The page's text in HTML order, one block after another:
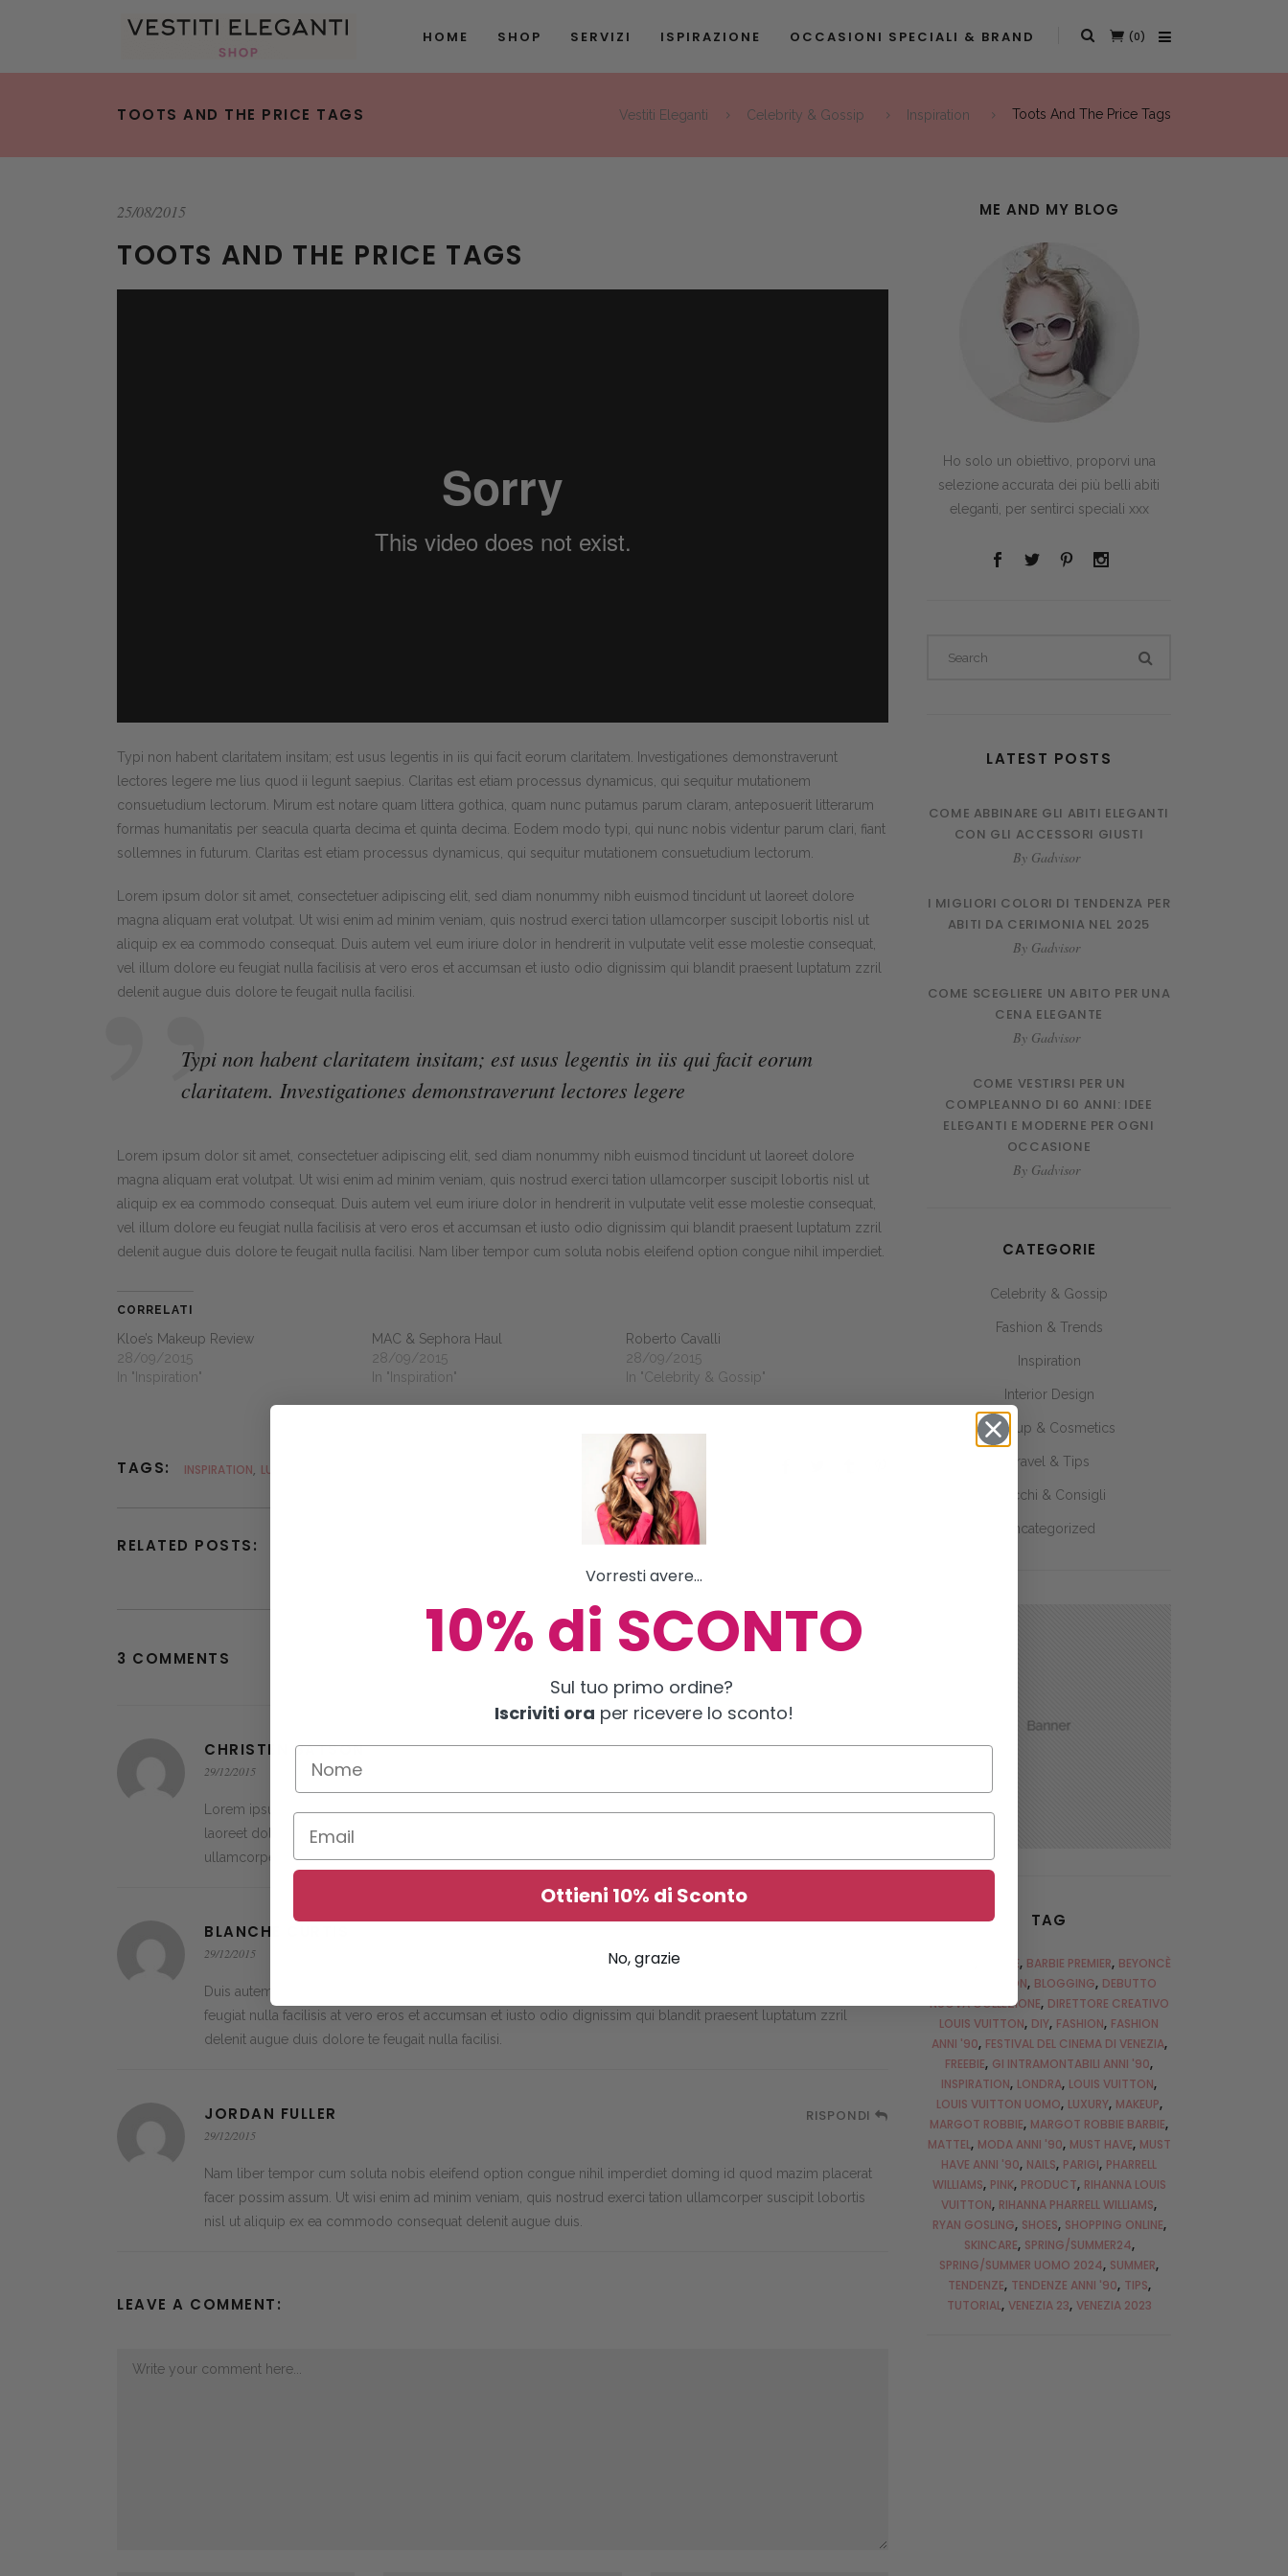
HOME SHOP SERVIZI ISPIRAZIONE OCCASIONI SPECIALI & BRAND (0)
TOOTS AND THE PRICE TAGS Vestiti Eleganti Celebrity & Gossip Inspiration Toots And The Price Tags
25/08/2015
TOOTS AND THE PRICE TAGS
Typi non habent claritatem insitam; est usus legentis in iis qui facit eorum claritatem. Investigationes demonstraverunt
lectores legere me lius quod ii legunt saepius. Claritas est etiam processus dynamicus, qui sequitur mutationem
consuetudium lectorum. Mirum est notare quam littera gothica, quam nunc putamus parum claram, anteposuerit litterarum
formas humanitatis per seacula quarta decima et quinta decima. Eodem modo typi, qui nunc nobis videntur parum clari, fiant
sollemnes in futurum. Claritas est etiam processus dynamicus, qui sequitur mutationem consuetudium lectorum.
Lorem ipsum dolor sit amet, consectetuer adipiscing elit, sed diam nonummy nibh euismod tincidunt ut laoreet dolore
magna aliquam erat volutpat. Ut wisi enim ad minim veniam, quis nostrud exerci tation ullamcorper suscipit lobortis nisl ut
aliquip ex ea commodo consequat. Duis autem vel eum iriure dolor in hendrerit in vulputate velit esse molestie consequat,
vel illum dolore eu feugiat nulla facilisis at vero eros et accumsan et iusto odio dignissim qui blandit praesent luptatum zzril
delenit augue duis dolore te feugait nulla facilisi.
Typi non habent claritatem insitam; est usus legentis in iis qui facit eorum
claritatem. Investigationes demonstraverunt lectores legere
Lorem ipsum dolor sit amet, consectetuer adipiscing elit, sed diam nonummy nibh euismod tincidunt ut laoreet dolore
magna aliquam erat volutpat. Ut wisi enim ad minim veniam, quis nostrud exerci tation ullamcorper suscipit lobortis nisl ut
aliquip ex ea commodo consequat. Duis autem vel eum iriure dolor in hendrerit in vulputate velit esse molestie consequat,
vel illum dolore eu feugiat nulla facilisis at vero eros et accumsan et iusto odio dignissim qui blandit praesent luptatum zzril
delenit augue duis dolore te feugait nulla facilisi. Nam liber tempor cum soluta nobis eleifend option congue nihil imperdiet.
CORRELATI
Kloe’s Makeup Review
28/09/2015
In "Inspiration"
MAC & Sephora Haul
28/09/2015
In "Inspiration"
Roberto Cavalli
28/09/2015
In "Celebrity & Gossip"
TAGS: INSPIRATION, LUXURY
RELATED POSTS:
3 COMMENTS
CHRISTEN BATSON RISPONDI
29/12/2015
Lorem ipsum dolor sit amet, consectetuer adipiscing elit, sed diam nonummy nibh euismod tincidunt ut
laoreet dolore magna aliquam erat volutpat. Ut wisi enim ad minim veniam, quis nostrud exerci tation
ullamcorper suscipit lobortis nisl ut aliquip ex ea commodo consequat.
BLANCHE CURTIS
29/12/2015
Duis autem vel eum iriure dolor in hendrerit in vulputate velit esse molestie consequat, vel illum dolore eu
feugiat nulla facilisis at vero eros et accumsan et iusto odio dignissim qui blandit praesent luptatum zzril
delenit augue duis dolore te feugait nulla facilisi.
JORDAN FULLER RISPONDI
29/12/2015
Nam liber tempor cum soluta nobis eleifend option congue nihil imperdiet doming id quod mazim placerat
facer possim assum. Ut wisi enim ad minim veniam, quis nostrud exerci tation ullamcorper suscipit lobortis
nisl ut aliquip ex ea commodo consequat delenit augue duis.
LEAVE A COMMENT:
ME AND MY BLOG
Ho solo un obiettivo, proporvi una
selezione accurata dei più belli abiti
eleganti, per sentirci speciali xxx
LATEST POSTS
COME ABBINARE GLI ABITI ELEGANTI
CON GLI ACCESSORI GIUSTI
By Gadvisor
I MIGLIORI COLORI DI TENDENZA PER
ABITI DA CERIMONIA NEL 2025
By Gadvisor
COME SCEGLIERE UN ABITO PER UNA
CENA ELEGANTE
By Gadvisor
COME VESTIRSI PER UN
COMPLEANNO DI 60 ANNI: IDEE
ELEGANTI E MODERNE PER OGNI
OCCASIONE
By Gadvisor
CATEGORIE
Celebrity & Gossip
Fashion & Trends
Inspiration
Interior Design
Makeup & Cosmetics
Travel & Tips
Trucchi & Consigli
Uncategorized
TAG
BARBIE BARBIE PREMIER BEYONCÈ
LOUIS VUITTON BLOGGING DEBUTTO
NUOVA COLLEZIONE DIRETTORE CREATIVO
LOUIS VUITTON DIY FASHION FASHION
ANNI '90 FESTIVAL DEL CINEMA DI VENEZIA
FREEBIE GI INTRAMONTABILI ANNI '90
INSPIRATION LONDRA LOUIS VUITTON
LOUIS VUITTON UOMO LUXURY MAKEUP
MARGOT ROBBIE MARGOT ROBBIE BARBIE
MATTEL MODA ANNI '90 MUST HAVE MUST
HAVE ANNI '90 NAILS PARIGI PHARRELL
WILLIAMS PINK PRODUCT RIHANNA LOUIS
VUITTON RIHANNA PHARRELL WILLIAMS
RYAN GOSLING SHOES SHOPPING ONLINE
SKINCARE SPRING/SUMMER24
SPRING/SUMMER UOMO 2024 SUMMER
TENDENZE TENDENZE ANNI '90 TIPS
TUTORIAL VENEZIA 23 VENEZIA 2023
Vorresti avere...
10% di SCONTO
Sul tuo primo ordine?
Iscriviti ora per ricevere lo sconto!
Ottieni 10% di Sconto
No, grazie